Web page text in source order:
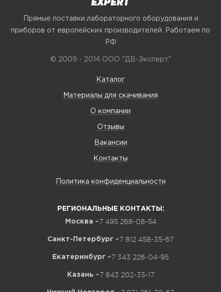
Прямые поставки лабораторного оборудования и
приборов от европейских производителей. Работаем по
РФ
© 2009 - 2014 ООО "ДВ-Эксперт"
Каталог
Материалы для скачивания
О компании
Отзывы
Вакансии
Контакты
Политика конфиденциальности
РЕГИОНАЛЬНЫЕ КОНТАКТЫ:
Москва +7 495 268-08-54
Санкт-Петербург +7 812 458-35-67
Екатеринбург +7 343 226-04-95
Казань +7 843 202-35-17